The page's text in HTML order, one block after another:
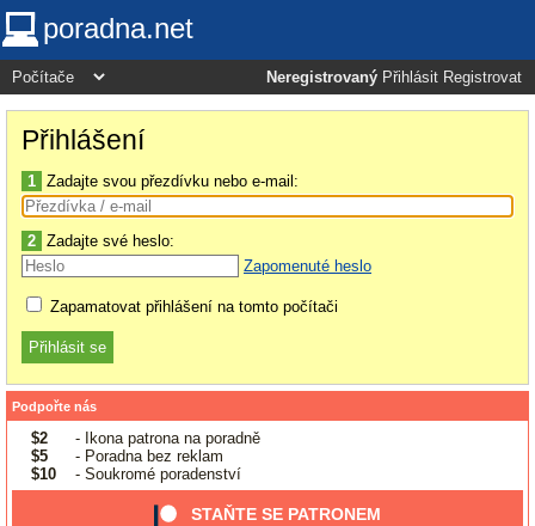
poradna.net
Neregistrovaný Přihlásit Registrovat
Přihlášení
1 Zadajte svou přezdívku nebo e-mail:
2 Zadajte své heslo:
Zapomenuté heslo
Zapamatovat přihlášení na tomto počítači
Podpořte nás
$2
- Ikona patrona na poradně
$5
- Poradna bez reklam
$10
- Soukromé poradenství
STAŇTE SE PATRONEM